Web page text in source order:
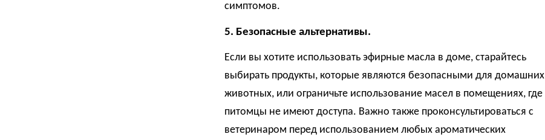
симптомов.
5. Безопасные альтернативы.
Если вы хотите использовать эфирные масла в доме, старайтесь
выбирать продукты, которые являются безопасными для домашних
животных, или ограничьте использование масел в помещениях, где
питомцы не имеют доступа. Важно также проконсультироваться с
ветеринаром перед использованием любых ароматических